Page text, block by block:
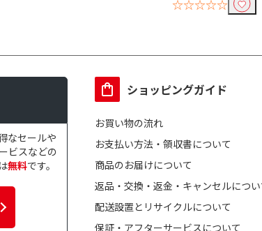
力で絞り込む
対
絞り込む
ソーラー充電対応(ソ
ーラーパネル別売り)
☆☆☆☆☆
なセールや
ビスなどの
無料です。
ショッピングガイド
お買い物の流れ
お支払い方法・領収書について
商品のお届けについて
返品・交換・返金・キャンセルについ
配送設置とリサイクルについて
保証・アフターサービスについて